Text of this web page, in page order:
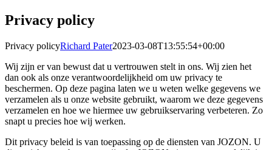
Privacy policy
Privacy policyRichard Pater2023-03-08T13:55:54+00:00
Wij zijn er van bewust dat u vertrouwen stelt in ons. Wij zien het
dan ook als onze verantwoordelijkheid om uw privacy te
beschermen. Op deze pagina laten we u weten welke gegevens we
verzamelen als u onze website gebruikt, waarom we deze gegevens
verzamelen en hoe we hiermee uw gebruikservaring verbeteren. Zo
snapt u precies hoe wij werken.
Dit privacy beleid is van toepassing op de diensten van JOZON. U